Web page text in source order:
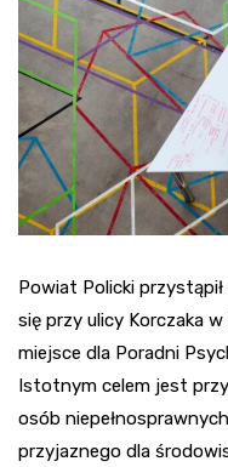
Powiat Policki
się przy ulicy Korczaka
miejsce dla Poradni
Istotnym celem jest
osób
przyjaznego dla